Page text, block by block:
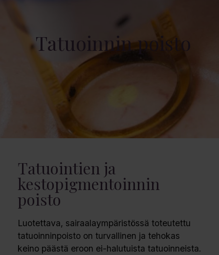
Tatuoinnin poisto
Tatuointien ja
kestopigmentoinnin
poisto
Luotettava, sairaalaympäristössä toteutettu
tatuoinninpoisto on turvallinen ja tehokas
keino päästä eroon ei-halutuista tatuoinneista.